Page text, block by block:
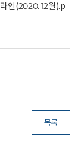
인(2020. 12월).p
목록